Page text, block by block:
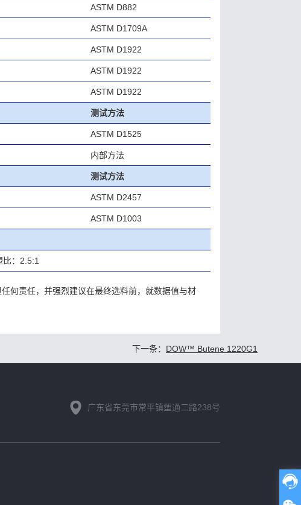
ASTM D882
ASTM D1709A
ASTM D1922
ASTM D1922
ASTM D1922
测试方法
ASTM D1525
内部方法
测试方法
ASTM D2457
ASTM D1003
：2.5:1
何责任，并强烈建议在最终选料前，就数据值与材
下一条： DOW™ Butene 1220G1
广东省东莞市常平镇塑通二路238号